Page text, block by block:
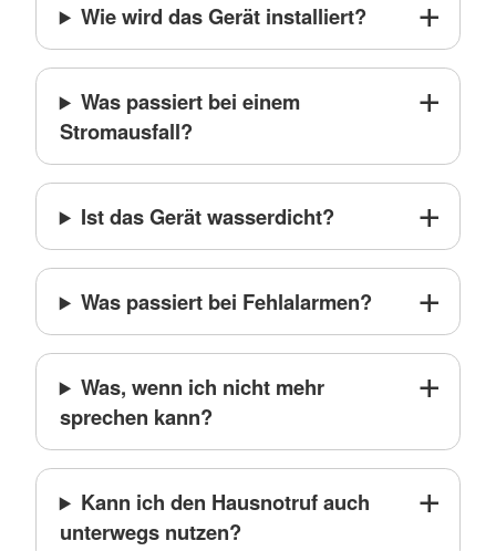
Wie wird das Gerät installiert?
Was passiert bei einem
Stromausfall?
Ist das Gerät wasserdicht?
Was passiert bei Fehlalarmen?
Was, wenn ich nicht mehr
sprechen kann?
Kann ich den Hausnotruf auch
unterwegs nutzen?